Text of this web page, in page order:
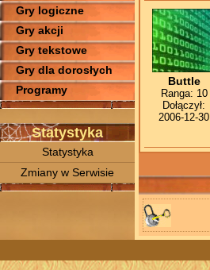
Gry logiczne
Gry akcji
Gry tekstowe
Gry dla dorosłych
Programy
Statystyka
Statystyka
Zmiany w Serwisie
Buttle
Ranga: 10
Dołączył:
2006-12-30